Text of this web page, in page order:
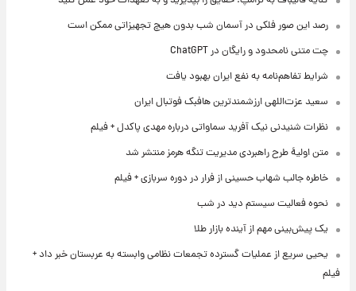
رصد این صور فلکی در آسمان شب بدون هیچ تجهیزاتی ممکن است
چت متنی نامحدود و رایگان در ChatGPT
شرایط تفاهم‌نامه به نفع ایران بهبود یافت
سعید عزت‌اللهی ارزشمندترین هافبک فوتبال ایران
نظرات شنیدنی نیک آفرید سماواتی درباره مهدی پاکدل + فیلم
متن اولیۀ طرح راهبردی مدیریت تنگه هرمز منتشر شد
خاطره جالب شهاب حسینی از فرار در دوره سربازی + فیلم
نحوه فعالیت سیستم دید در شب
یک پیش‌بینی مهم از آینده بازار طلا
یحیی سریع از عملیات گسترده تجمعات نظامی وابسته به عربستان خبر داد +
فیلم